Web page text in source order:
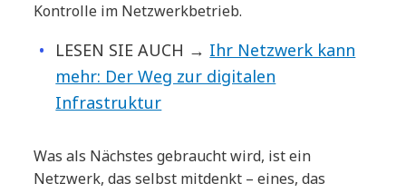
Kontrolle im Netzwerkbetrieb.
LESEN SIE AUCH → Ihr Netzwerk kann
mehr: Der Weg zur digitalen
Infrastruktur
Was als Nächstes gebraucht wird, ist ein
Netzwerk, das selbst mitdenkt – eines, das